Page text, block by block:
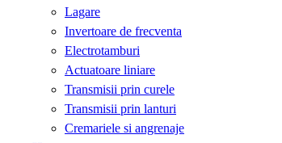
Lagare
Invertoare de frecventa
Electrotamburi
Actuatoare liniare
Transmisii prin curele
Transmisii prin lanturi
Cremariele si angrenaje